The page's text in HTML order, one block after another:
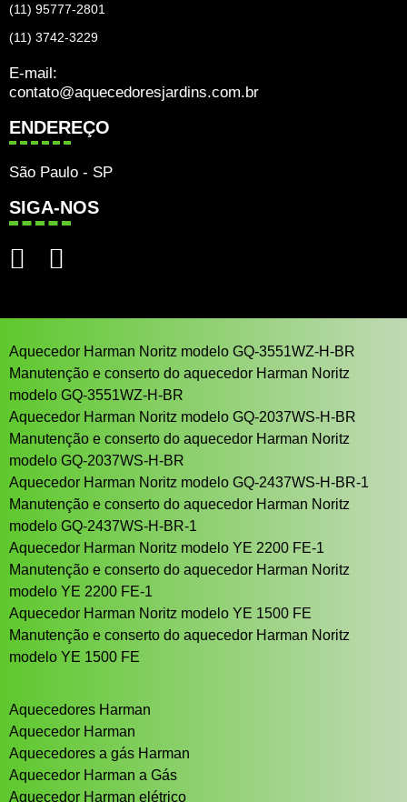
(11) 95777-2801
(11) 3742-3229
E-mail:
contato@aquecedoresjardins.com.br
ENDEREÇO
São Paulo - SP
SIGA-NOS
Aquecedor Harman Noritz modelo GQ-3551WZ-H-BR
Manutenção e conserto do aquecedor Harman Noritz
modelo GQ-3551WZ-H-BR
Aquecedor Harman Noritz modelo GQ-2037WS-H-BR
Manutenção e conserto do aquecedor Harman Noritz
modelo GQ-2037WS-H-BR
Aquecedor Harman Noritz modelo GQ-2437WS-H-BR-1
Manutenção e conserto do aquecedor Harman Noritz
modelo GQ-2437WS-H-BR-1
Aquecedor Harman Noritz modelo YE 2200 FE-1
Manutenção e conserto do aquecedor Harman Noritz
modelo YE 2200 FE-1
Aquecedor Harman Noritz modelo YE 1500 FE
Manutenção e conserto do aquecedor Harman Noritz
modelo YE 1500 FE
Aquecedores Harman
Aquecedor Harman
Aquecedores a gás Harman
Aquecedor Harman a Gás
Aquecedor Harman elétrico